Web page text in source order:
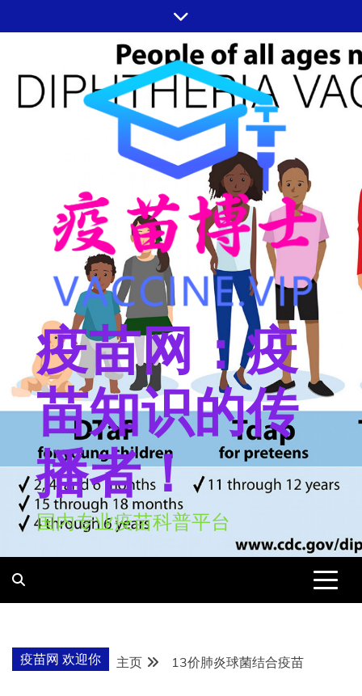
至
疫苗网：疫
苗知识的传
播者！
国内专业疫苗科普平台
疫苗网 欢迎你 主页 13价肺炎球菌结合疫苗